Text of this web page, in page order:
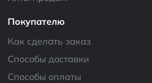
Покупателю
Как сделать заказ
Способы доставки
Способы оплаты